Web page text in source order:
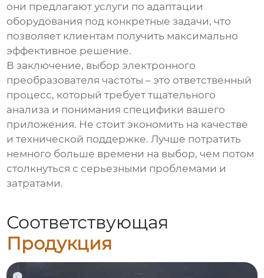
они предлагают услуги по адаптации
оборудования под конкретные задачи, что
позволяет клиентам получить максимально
эффективное решение.
В заключение, выборэлектронного
преобразователя частоты – это ответственный
процесс, который требует тщательного
анализа и понимания специфики вашего
приложения. Не стоит экономить на качестве
и технической поддержке. Лучше потратить
немного больше времени на выбор, чем потом
столкнуться с серьезными проблемами и
затратами.
Соответствующая
Продукция